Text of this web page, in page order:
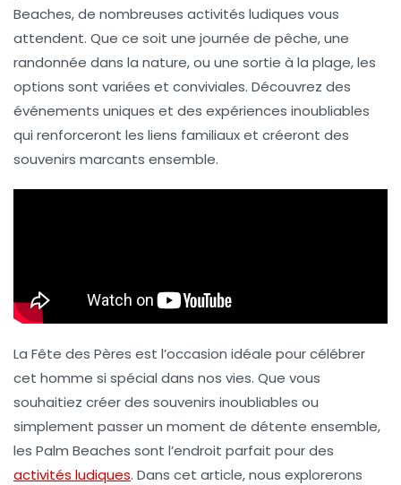
Beaches, de nombreuses activités ludiques vous
attendent. Que ce soit une journée de pêche, une
randonnée dans la nature, ou une sortie à la plage, les
options sont variées et conviviales. Découvrez des
événements uniques et des expériences inoubliables
qui renforceront les liens familiaux et créeront des
souvenirs marcants ensemble.
La Fête des Pères est l’occasion idéale pour célébrer
cet homme si spécial dans nos vies. Que vous
souhaitiez créer des souvenirs inoubliables ou
simplement passer un moment de détente ensemble,
les Palm Beaches sont l’endroit parfait pour des
activités ludiques. Dans cet article, nous explorerons